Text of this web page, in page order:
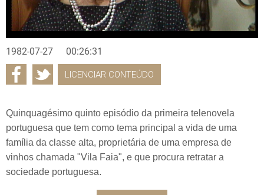
1982-07-27 00:26:31
LICENCIAR CONTEÚDO
Quinquagésimo quinto episódio da primeira telenovela
portuguesa que tem como tema principal a vida de uma
família da classe alta, proprietária de uma empresa de
vinhos chamada "Vila Faia", e que procura retratar a
sociedade portuguesa.